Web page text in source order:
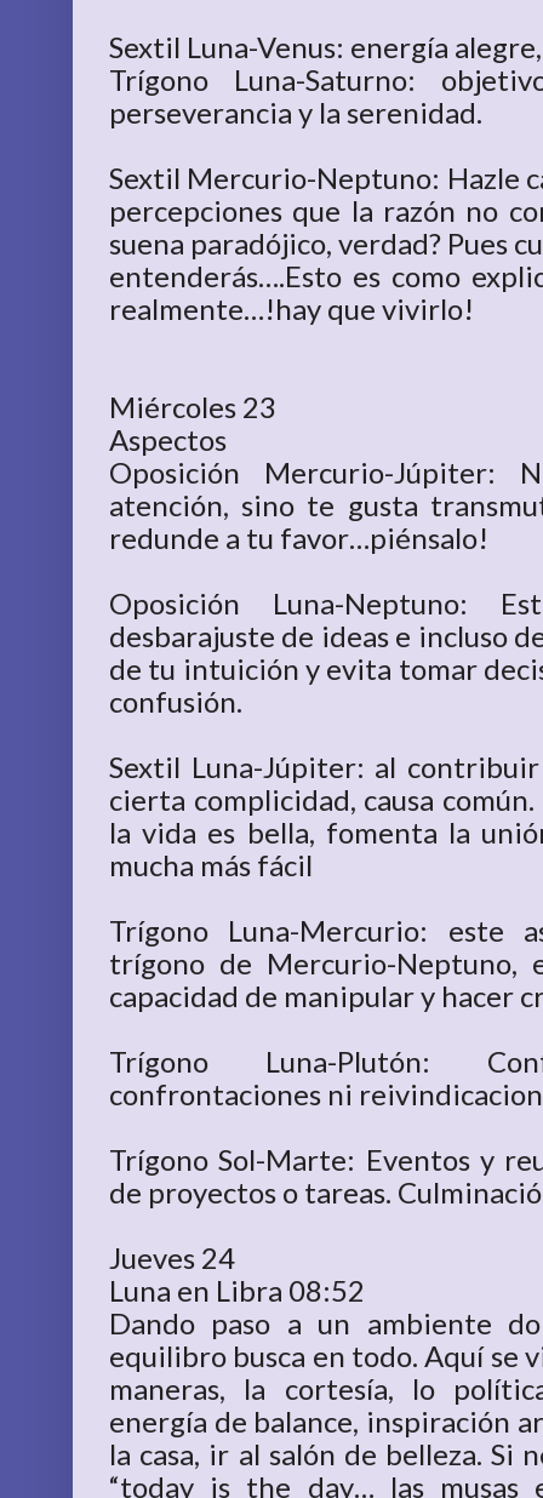
Sextil Luna-Venus: energía
Trígono Luna-Saturno:
perseverancia y la serenidad.
Sextil Mercurio-Neptuno: Hazle
percepciones que la razón no
suena paradójico, verdad? Pues
entenderás….Esto es como
realmente…!hay que vivirlo!
Miércoles 23
Aspectos
Oposición Mercurio-Júpiter:
atención, sino te gusta
redunde a tu favor…piénsalo!
Oposición Luna-Neptuno:
desbarajuste de ideas e incluso
de tu intuición y evita tomar
confusión.
Sextil Luna-Júpiter: al
cierta complicidad, causa
la vida es bella, fomenta la
mucha más fácil
Trígono Luna-Mercurio: este
trígono de Mercurio-
capacidad de manipular y hacer
Trígono Luna-Plutón:
confrontaciones ni
Trígono Sol-Marte: Eventos y
de proyectos o tareas.
Jueves 24
Luna en Libra 08:52
Dando paso a un ambiente
equilibro busca en todo. Aquí se
maneras, la cortesía, lo
energía de balance, inspiración
la casa, ir al salón de belleza. Si
“today is the day… las musas